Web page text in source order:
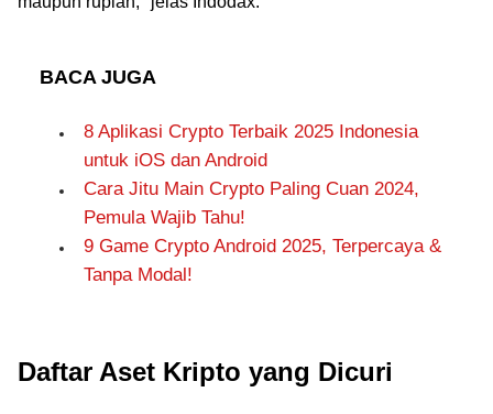
BACA JUGA
8 Aplikasi Crypto Terbaik 2025 Indonesia
untuk iOS dan Android
Cara Jitu Main Crypto Paling Cuan 2024,
Pemula Wajib Tahu!
9 Game Crypto Android 2025, Terpercaya &
Tanpa Modal!
Daftar Aset Kripto yang Dicuri